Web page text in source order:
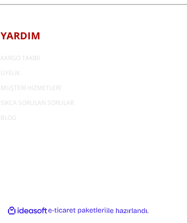
YARDIM
KARGO TAKİBİ
ÜYELİK
MÜŞTERİ HİZMETLERİ
SIKCA SORULAN SORULAR
BLOG
ideasoft
e-
ile